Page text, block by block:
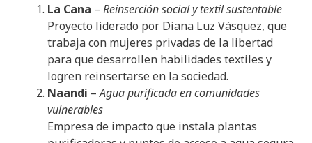
La Cana – Reinserción social y textil sustentable
Proyecto liderado por Diana Luz Vásquez, que
trabaja con mujeres privadas de la libertad
para que desarrollen habilidades textiles y
logren reinsertarse en la sociedad.
Naandi –Agua purificada en comunidades
vulnerables
Empresa de impacto que instala plantas